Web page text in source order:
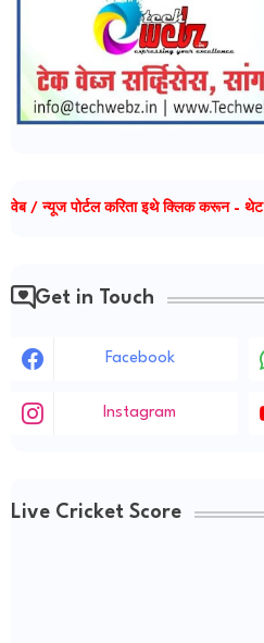
वेब / न्यूज पोर्टल करिता इथे क्लिक करून -
Get in Touch
Facebook
Instagram
Live Cricket Score